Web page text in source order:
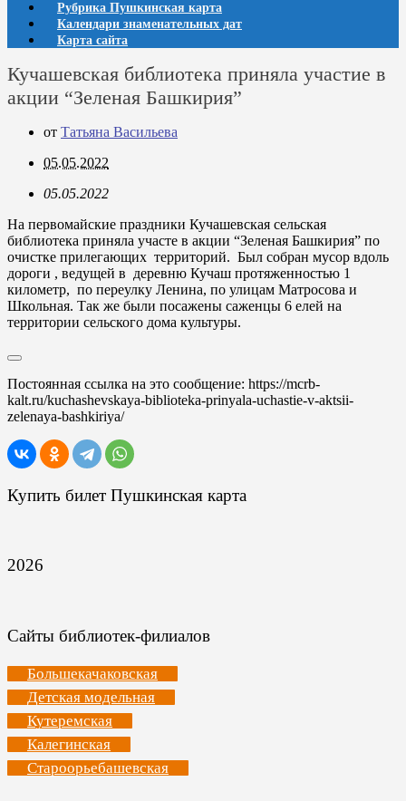
Рубрика Пушкинская карта
Календари знаменательных дат
Карта сайта
Кучашевская библиотека приняла участие в
акции “Зеленая Башкирия”
от Татьяна Васильева
05.05.2022
05.05.2022
На первомайские праздники Кучашевская сельская
библиотека приняла участе в акции “Зеленая Башкирия” по
очистке прилегающих территорий. Был собран мусор вдоль
дороги , ведущей в деревню Кучаш протяженностью 1
километр, по переулку Ленина, по улицам Матросова и
Школьная. Так же были посажены саженцы 6 елей на
территории сельского дома культуры.
Постоянная ссылка на это сообщение: https://mcrb-
kalt.ru/kuchashevskaya-biblioteka-prinyala-uchastie-v-aktsii-
zelenaya-bashkiriya/
Купить билет Пушкинская карта
2026
Сайты библиотек-филиалов
Большекачаковская
Детская модельная
Кутеремская
Калегинская
Староорьебашевская